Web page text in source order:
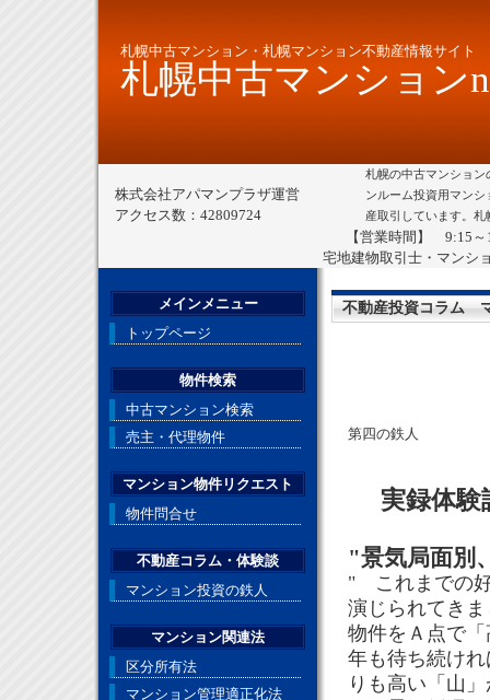
札幌中古マンション・札幌マンション不動産情報サイト
札幌中古マンション
株式会社アパマンプラザ運営
アクセス数：42809724
札幌の中古マンショ
ンルーム投資用マン
産取引しています。
【営業時間】 9:15
宅地建物取引士・マンシ
不動産投資コラム
第四の鉄人
実録体
"景気局面別
" これまでの好
演じられてきま
物件をＡ点で
年も待ち続け
りも高い「山
メインメニュー
トップページ
物件検索
中古マンション検索
売主・代理物件
マンション物件リクエスト
物件問合せ
不動産コラム・体験談
マンション投資の鉄人
マンション関連法
区分所有法
マンション管理適正化法